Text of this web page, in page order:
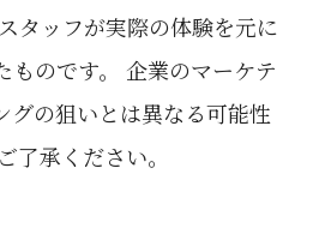
タッフが実際の体験を元に
ものです。 企業のマーケテ
グの狙いとは異なる可能性
了承ください。